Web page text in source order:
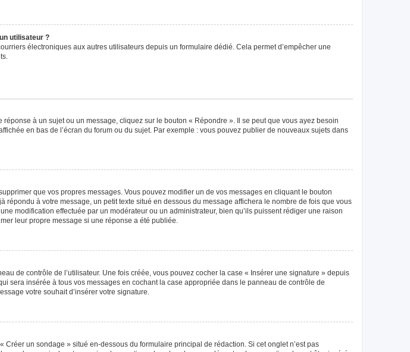
utilisateur ?
électroniques aux autres utilisateurs depuis un formulaire dédié. Cela permet d’empêcher une
à un sujet ou un message, cliquez sur le bouton « Répondre ». Il se peut que vous ayez besoin
en bas de l’écran du forum ou du sujet. Par exemple : vous pouvez publier de nouveaux sujets dans
que vos propres messages. Vous pouvez modifier un de vos messages en cliquant le bouton
à votre message, un petit texte situé en dessous du message affichera le nombre de fois que vous
modification effectuée par un modérateur ou un administrateur, bien qu’ils puissent rédiger une raison
leur propre message si une réponse a été publiée.
de contrôle de l’utilisateur. Une fois créée, vous pouvez cocher la case « Insérer une signature » depuis
sera insérée à tous vos messages en cochant la case appropriée dans le panneau de contrôle de
votre souhait d’insérer votre signature.
un sondage » situé en-dessous du formulaire principal de rédaction. Si cet onglet n’est pas